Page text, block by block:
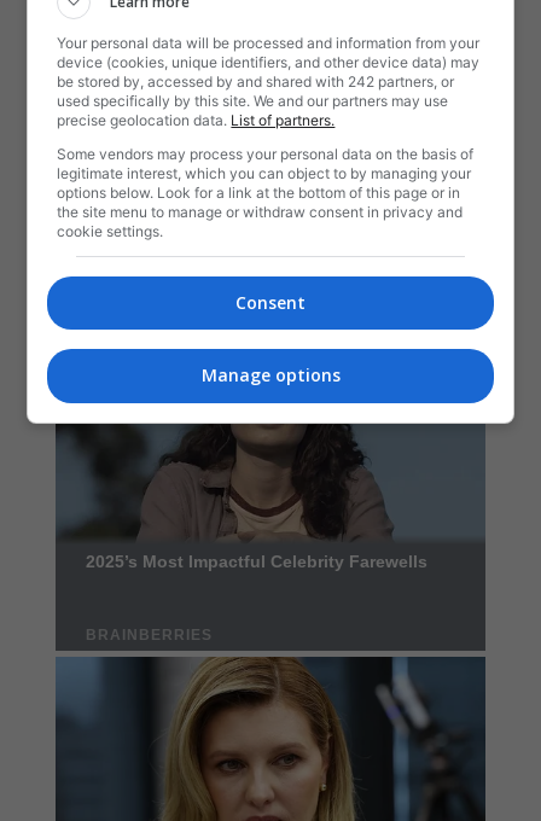
Your personal data will be processed and information from your
device (cookies, unique identifiers, and other device data) may
be stored by, accessed by and shared with 242 partners, or
used specifically by this site. We and our partners may use
precise geolocation data. List of partners.
Some vendors may process your personal data on the basis of
legitimate interest, which you can object to by managing your
options below. Look for a link at the bottom of this page or in
the site menu to manage or withdraw consent in privacy and
cookie settings.
Consent
Manage options